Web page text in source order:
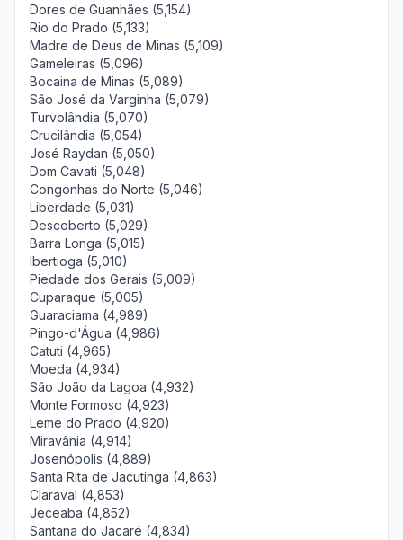
Dores de Guanhães (5,154)
Rio do Prado (5,133)
Madre de Deus de Minas (5,109)
Gameleiras (5,096)
Bocaina de Minas (5,089)
São José da Varginha (5,079)
Turvolândia (5,070)
Crucilândia (5,054)
José Raydan (5,050)
Dom Cavati (5,048)
Congonhas do Norte (5,046)
Liberdade (5,031)
Descoberto (5,029)
Barra Longa (5,015)
Ibertioga (5,010)
Piedade dos Gerais (5,009)
Cuparaque (5,005)
Guaraciama (4,989)
Pingo-d'Água (4,986)
Catuti (4,965)
Moeda (4,934)
São João da Lagoa (4,932)
Monte Formoso (4,923)
Leme do Prado (4,920)
Miravânia (4,914)
Josenópolis (4,889)
Santa Rita de Jacutinga (4,863)
Claraval (4,853)
Jeceaba (4,852)
Santana do Jacaré (4,834)